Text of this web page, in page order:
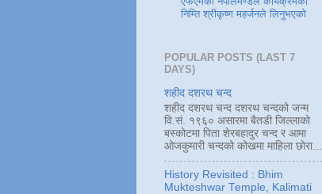
निम्ति श्रीकृष्ण महर्जनले लिनुभएको
POPULAR POSTS (LAST 7
DAYS)
शहीद दशरथ चन्द
शहीद दशरथ चन्द दशरथ चन्दको जन्म
वि.सं. १९६० असारमा बैतडी जिल्लाको
बस्कोटमा पिता शेरबहादुर चन्द र आमा
ओजकुमारी चन्दको कोखमा माहिला छोरा...
History Revisited : Bhim
Mukteshwar Temple, Kalimati